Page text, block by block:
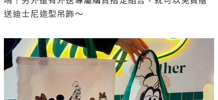
送迪士尼造型吊飾～